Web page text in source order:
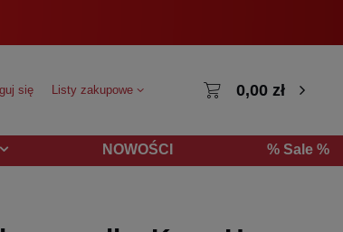
się Listy zakupowe 0,00 zł
NOWOŚCI % Sale %